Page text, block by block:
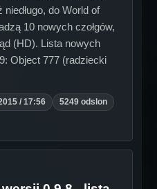
do World of
10 nowych czołgów,
(HD). Lista nowych
Object 777 (radziecki
/ 17:56
5249 odslon